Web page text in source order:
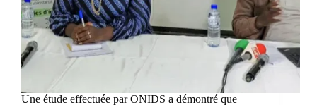
Une étude effectuée par ONIDS a démontré que